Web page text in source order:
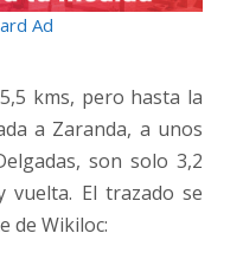
kms, pero hasta la
a Zaranda, a unos
son solo 3,2
vuelta. El trazado se
de Wikiloc: